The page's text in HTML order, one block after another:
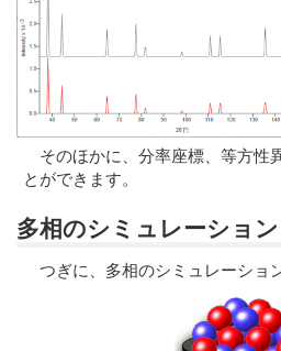
そのほかに、分率座標、等方性
とができます。
多相のシミュレーション
つぎに、多相のシミュレーショ